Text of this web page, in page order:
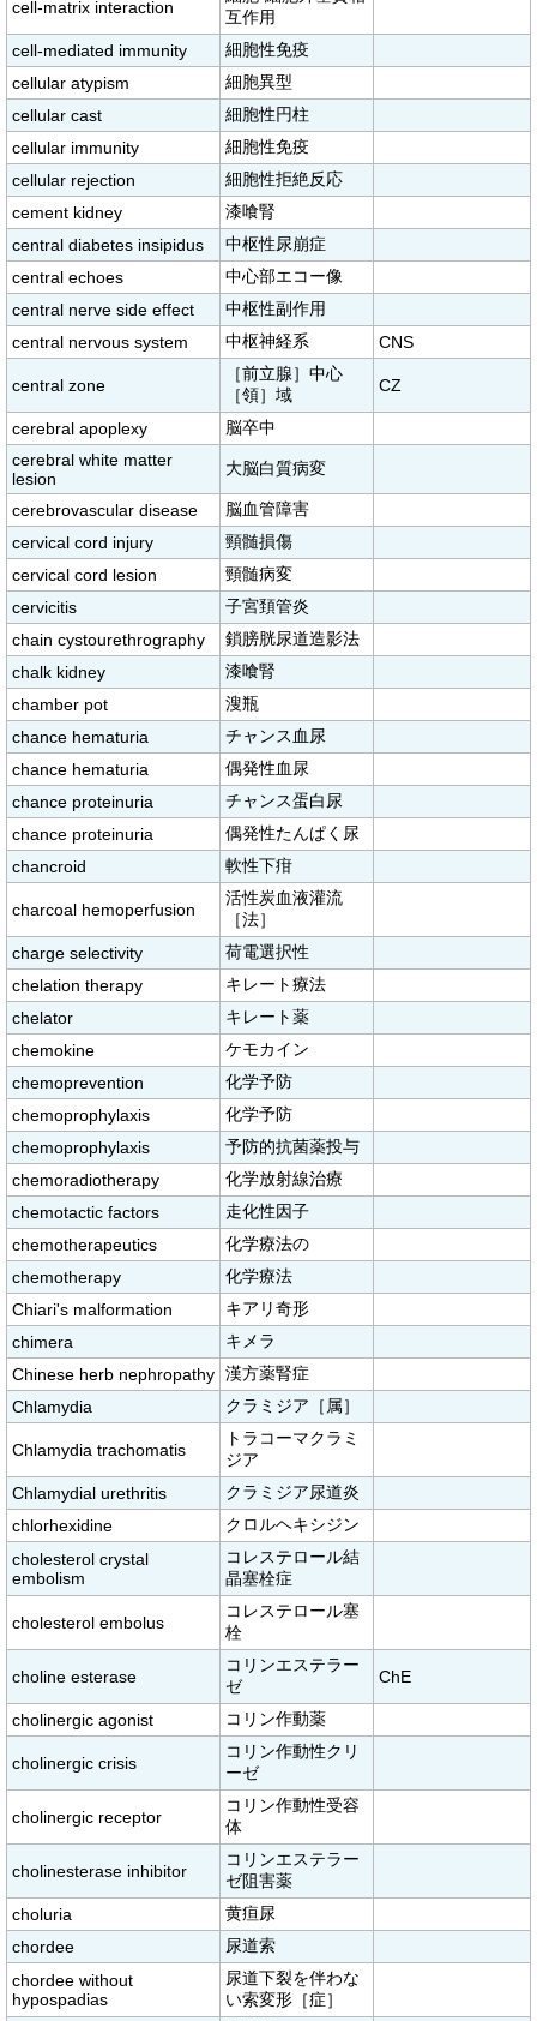
cell-matrix interaction
互作用
cell-mediated immunity
細胞性免疫
cellular atypism
細胞異型
cellular cast
細胞性円柱
cellular immunity
細胞性免疫
cellular rejection
細胞性拒絶反応
cement kidney
漆喰腎
central diabetes insipidus
中枢性尿崩症
central echoes
中心部エコー像
central nerve side effect
中枢性副作用
central nervous system
中枢神経系 CNS
central zone
［前立腺］中心
［領］域
CZ
cerebral apoplexy
脳卒中
cerebral white matter
lesion
大脳白質病変
cerebrovascular disease
脳血管障害
cervical cord injury
頸髄損傷
cervical cord lesion
頸髄病変
cervicitis
子宮頚管炎
chain cystourethrography
鎖膀胱尿道造影法
chalk kidney
漆喰腎
chamber pot
溲瓶
chance hematuria
チャンス血尿
chance hematuria
偶発性血尿
chance proteinuria
チャンス蛋白尿
chance proteinuria
偶発性たんぱく尿
chancroid
軟性下疳
charcoal hemoperfusion
活性炭血液灌流
［法］
charge selectivity
荷電選択性
chelation therapy
キレート療法
chelator
キレート薬
chemokine
ケモカイン
chemoprevention
化学予防
chemoprophylaxis
化学予防
chemoprophylaxis
予防的抗菌薬投与
chemoradiotherapy
化学放射線治療
chemotactic factors
走化性因子
chemotherapeutics
化学療法の
chemotherapy
化学療法
Chiari's malformation
キアリ奇形
chimera
キメラ
Chinese herb nephropathy 漢方薬腎症
Chlamydia
クラミジア［属］
Chlamydia trachomatis
トラコーマクラミ
ジア
Chlamydial urethritis
クラミジア尿道炎
chlorhexidine
クロルヘキシジン
cholesterol crystal
embolism
コレステロール結
晶塞栓症
cholesterol embolus
コレステロール塞
栓
choline esterase
コリンエステラー
ゼ
ChE
cholinergic agonist コリン作動薬
cholinergic crisis
コリン作動性クリ
ーゼ
cholinergic receptor
コリン作動性受容
体
cholinesterase inhibitor
コリンエステラー
ゼ阻害薬
choluria
黄疸尿
chordee
尿道索
chordee without
hypospadias
尿道下裂を伴わな
い索変形［症］